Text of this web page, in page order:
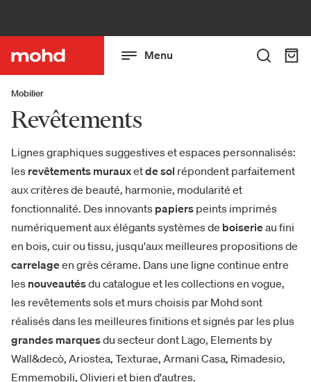
Menu
Mobilier
Revêtements
Lignes graphiques suggestives et espaces personnalisés:
les revêtements murauxetde sol répondent parfaitement
aux critères de beauté, harmonie, modularité et
fonctionnalité. Des innovants papiers peints imprimés
numériquement aux élégants systèmes de boiserieau fini
en bois, cuir ou tissu, jusqu'aux meilleures propositions de
carrelageen grès cérame. Dans une ligne continue entre
les nouveautésdu catalogue et les collections en vogue,
les revêtements sols et murs choisis par Mohd sont
réalisés dans les meilleures finitions et signés par les plus
grandes marquesdu secteur dont Lago, Elements by
Wall&decò, Ariostea, Texturae, Armani Casa, Rimadesio,
Emmemobili, Olivieri et bien d'autres.